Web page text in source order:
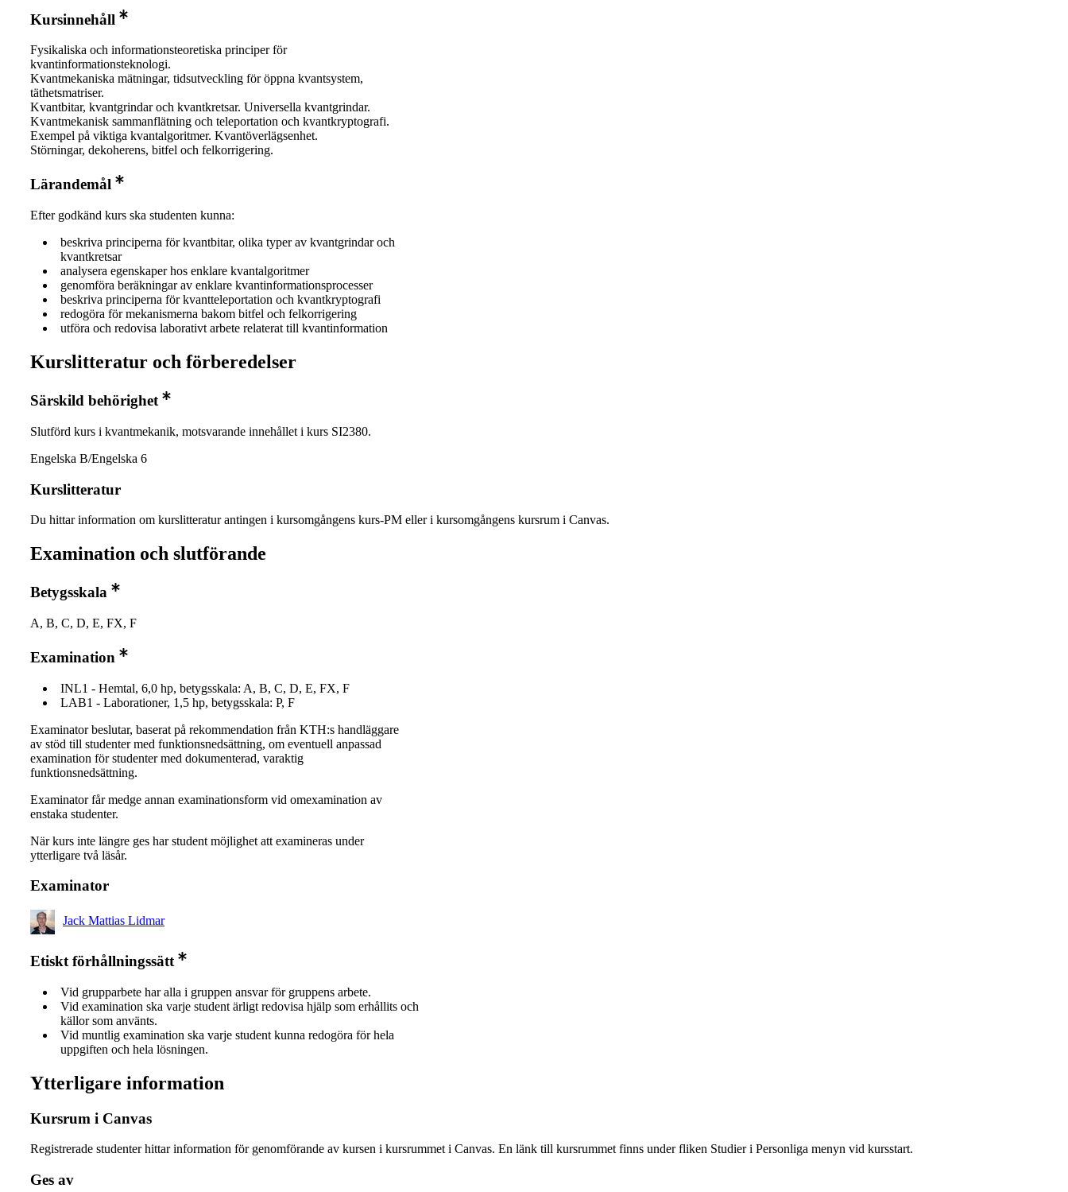
Kursinnehåll
Fysikaliska och informationsteoretiska principer för
kvantinformationsteknologi.
Kvantmekaniska mätningar, tidsutveckling för öppna kvantsystem,
täthetsmatriser.
Kvantbitar, kvantgrindar och kvantkretsar. Universella kvantgrindar.
Kvantmekanisk sammanflätning och teleportation och kvantkryptografi.
Exempel på viktiga kvantalgoritmer. Kvantöverlägsenhet.
Störningar, dekoherens, bitfel och felkorrigering.
Lärandemål
Efter godkänd kurs ska studenten kunna:
beskriva principerna för kvantbitar, olika typer av kvantgrindar och
kvantkretsar
analysera egenskaper hos enklare kvantalgoritmer
genomföra beräkningar av enklare kvantinformationsprocesser
beskriva principerna för kvantteleportation och kvantkryptografi
redogöra för mekanismerna bakom bitfel och felkorrigering
utföra och redovisa laborativt arbete relaterat till kvantinformation
Kurslitteratur och förberedelser
Särskild behörighet
Slutförd kurs i kvantmekanik, motsvarande innehållet i kurs SI2380.
Engelska B/Engelska 6
Kurslitteratur
Du hittar information om kurslitteratur antingen i kursomgångens kurs-PM eller i kursomgångens kursrum i Canvas.
Examination och slutförande
Betygsskala
A, B, C, D, E, FX, F
Examination
INL1 - Hemtal, 6,0 hp, betygsskala: A, B, C, D, E, FX, F
LAB1 - Laborationer, 1,5 hp, betygsskala: P, F
Examinator beslutar, baserat på rekommendation från KTH:s handläggare
av stöd till studenter med funktionsnedsättning, om eventuell anpassad
examination för studenter med dokumenterad, varaktig
funktionsnedsättning.
Examinator får medge annan examinationsform vid omexamination av
enstaka studenter.
När kurs inte längre ges har student möjlighet att examineras under
ytterligare två läsår.
Examinator
Jack Mattias Lidmar
Etiskt förhållningssätt
Vid grupparbete har alla i gruppen ansvar för gruppens arbete.
Vid examination ska varje student ärligt redovisa hjälp som erhållits och
källor som använts.
Vid muntlig examination ska varje student kunna redogöra för hela
uppgiften och hela lösningen.
Ytterligare information
Kursrum i Canvas
Registrerade studenter hittar information för genomförande av kursen i kursrummet i Canvas. En länk till kursrummet finns under fliken Studier i Personliga menyn vid kursstart.
Ges av